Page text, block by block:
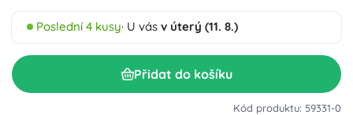
Poslední 4 kusy· U vás v úterý (11. 8.)
Přidat do košíku
Kód produktu: 59331-0